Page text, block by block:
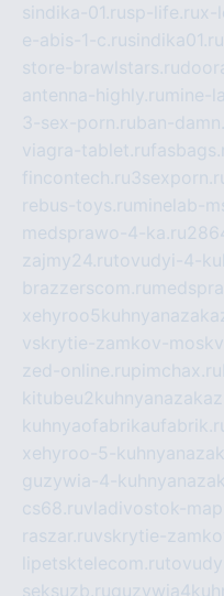
sindika-01.rusp-life.rux-
e-abis-1-c.rusindika01.ru
store-brawlstars.ru
antenna-highly.ru mine-
3-sex-porn.ruban-
viagra-tablet.ru
fincontech.ru
rebus-toys.ru minelab-
medsprawo-4-ka.ru
zajmy24.rutovudyi-4-
brazzerscom.ru
vskrytie-zamkov-
zed-online.rupimchax.ru
xehyroo-5-
guzywia-4-
cs68.ruvladivostok-
raszar.ruvskrytie-
lipetsktelecom.ru
seksuzb.ru